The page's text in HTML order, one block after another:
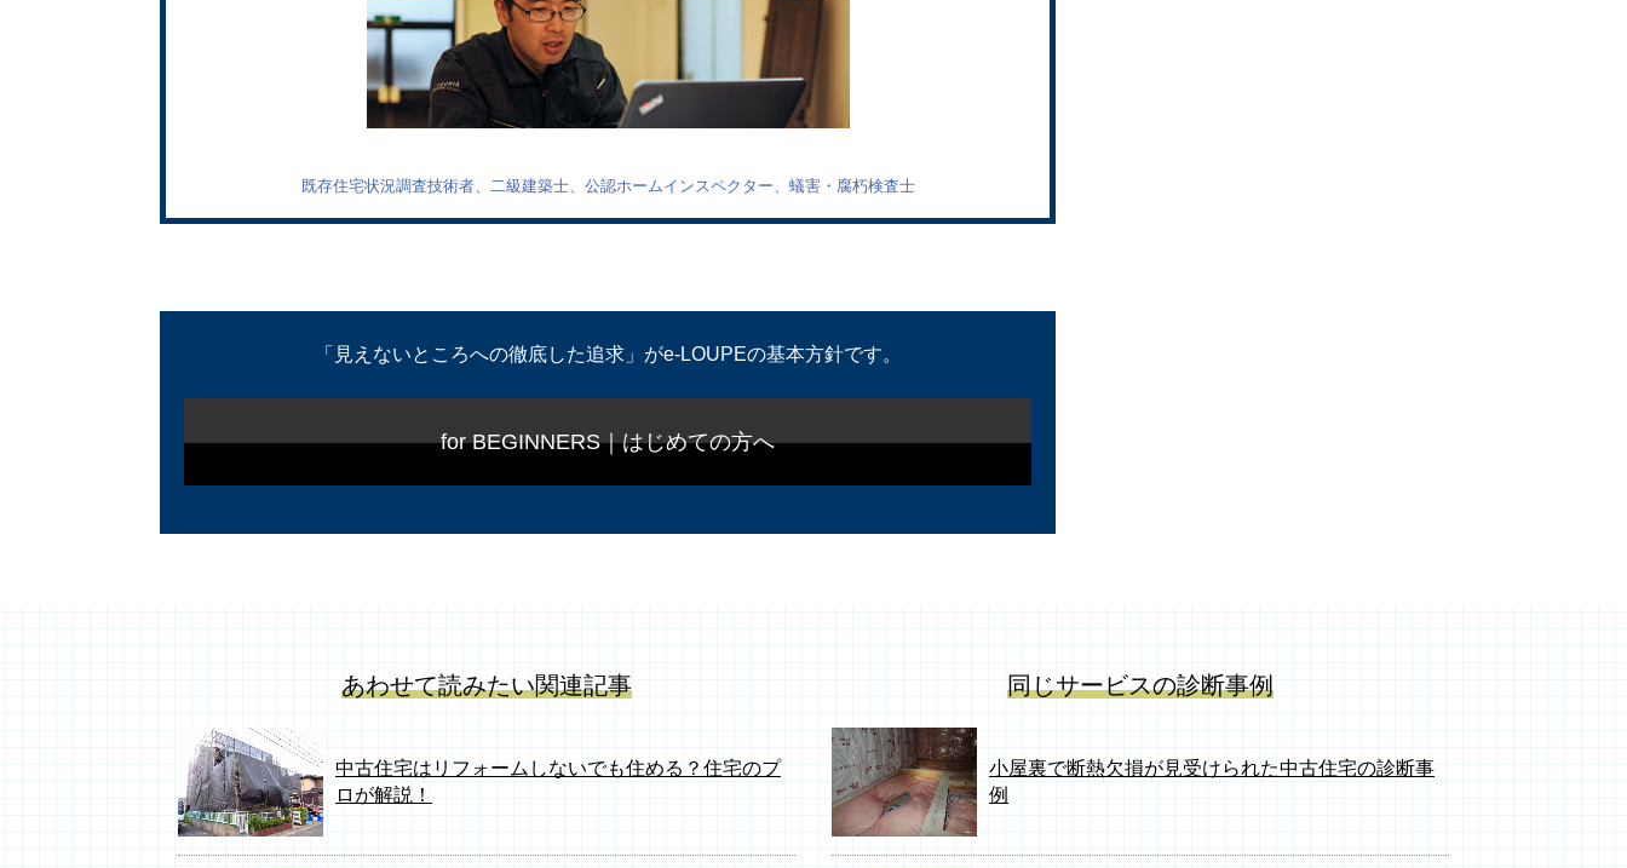
既存住宅状況調査技術者、二級建築士、公認ホームインスペクター、蟻害・腐朽検査士
「見えないところへの徹底した追求」がe-LOUPEの基本方針です。
for BEGINNERS｜はじめての方へ
あわせて読みたい関連記事
中古住宅はリフォームしないでも住める？住宅のプ
ロが解説！
同じサービスの診断事例
小屋裏で断熱欠損が見受けられた中古住宅の診断事
例